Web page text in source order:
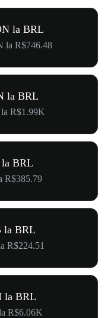
la BRL
la R$746.48
la BRL
R$1.99K
BRL
R$385.79
la BRL
R$224.51
la BRL
R$6.06K